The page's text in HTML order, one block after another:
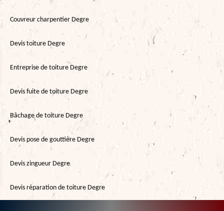
Couvreur charpentier Degre
Devis toiture Degre
Entreprise de toiture Degre
Devis fuite de toiture Degre
Bâchage de toiture Degre
Devis pose de gouttière Degre
Devis zingueur Degre
Devis réparation de toiture Degre